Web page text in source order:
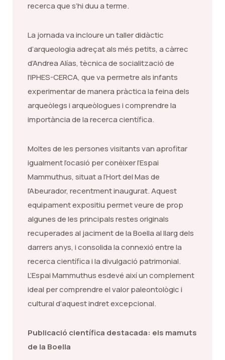
recerca que s’hi duu a terme.
La jornada va incloure un taller didàctic
d’arqueologia adreçat als més petits, a càrrec
d’Andrea Alías, tècnica de socialització de
l’IPHES-CERCA, que va permetre als infants
experimentar de manera pràctica la feina dels
arqueòlegs i arqueòlogues i comprendre la
importància de la recerca científica.
Moltes de les persones visitants van aprofitar
igualment l’ocasió per conèixer l’Espai
Mammuthus, situat a l’Hort del Mas de
l’Abeurador, recentment inaugurat. Aquest
equipament expositiu permet veure de prop
algunes de les principals restes originals
recuperades al jaciment de la Boella al llarg dels
darrers anys, i consolida la connexió entre la
recerca científica i la divulgació patrimonial.
L’Espai Mammuthus esdevé així un complement
ideal per comprendre el valor paleontològic i
cultural d’aquest indret excepcional.
Publicació científica destacada: els mamuts
de la Boella